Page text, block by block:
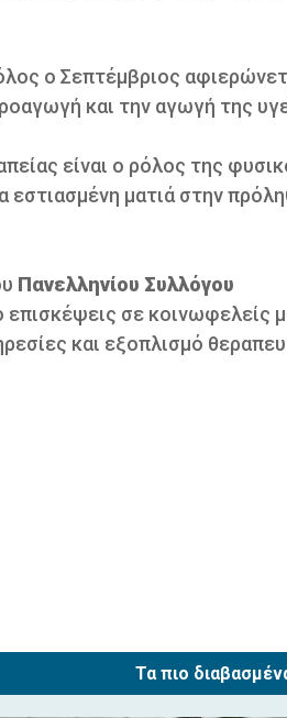
ο Σεπτέμβριος
και την αγωγή της
είναι ο ρόλος της
ματιά στην
Πανελληνίου Συλλόγου
σε κοινωφελείς
και εξοπλισμό
Τα πιο